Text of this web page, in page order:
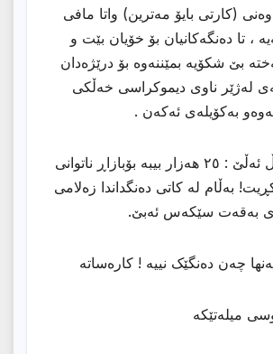
(کارتی بایۆ مەترین) واتا مافی
، تا دەنگەکانیان بۆ خۆیان بێت و
بێ شکۆیە بمێننەوە بۆ درێژەدان
لەژێر ناوی دیموکراسی خەڵکی
بەکۆیلەی ئەکەن .
‎فەرهاد پیر باڵ ئەڵێ : ٢٥ هەزار بیبە بۆبازاڕ ناتوانی
بەڵام لە کاتی دەنگداندا زەلامی
بەقەت سێکەس ئەبێ.